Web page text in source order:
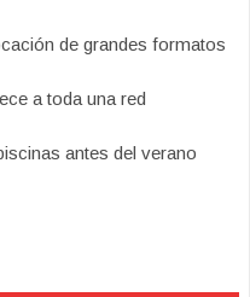
de grandes formatos
a toda una red
antes del verano